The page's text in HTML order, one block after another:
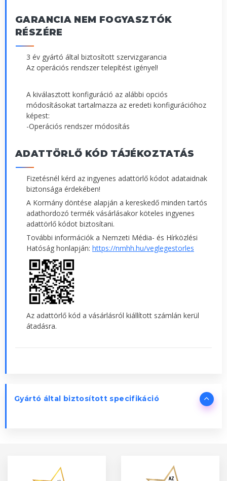
GARANCIA NEM FOGYASZTÓK
RÉSZÉRE
3 év gyártó által biztosított szervizgarancia
Az operációs rendszer telepítést igényel!
A kiválasztott konfiguráció az alábbi opciós
módosításokat tartalmazza az eredeti konfigurációhoz
képest:
-Operációs rendszer módosítás
ADATTÖRLŐ KÓD TÁJÉKOZTATÁS
Fizetésnél kérd az ingyenes adattörlő kódot adataidnak
biztonsága érdekében!
A Kormány döntése alapján a kereskedő minden tartós
adathordozó termék vásárlásakor köteles ingyenes
adattörlő kódot biztosítani.
További információk a Nemzeti Média- és Hírközlési
Hatóság honlapján: https://nmhh.hu/veglegestorles
Az adattörlő kód a vásárlásról kiállított számlán kerül
átadásra.
Gyártó által biztosított specifikáció